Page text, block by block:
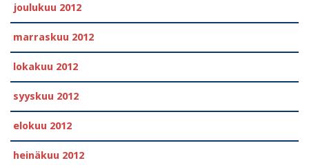
joulukuu 2012
marraskuu 2012
lokakuu 2012
syyskuu 2012
elokuu 2012
heinäkuu 2012